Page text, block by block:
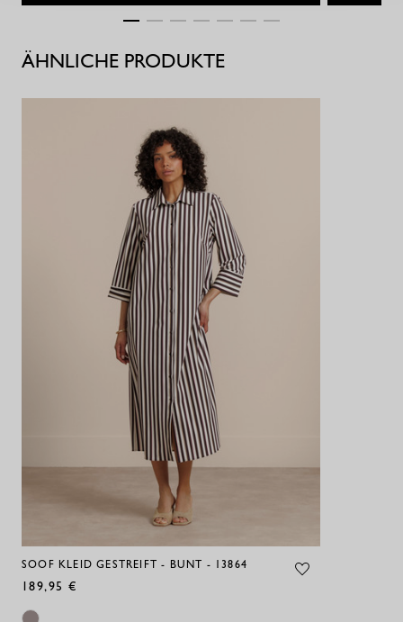
ÄHNLICHE PRODUKTE
SOOF KLEID GESTREIFT - BUNT - 13864
189,95 €